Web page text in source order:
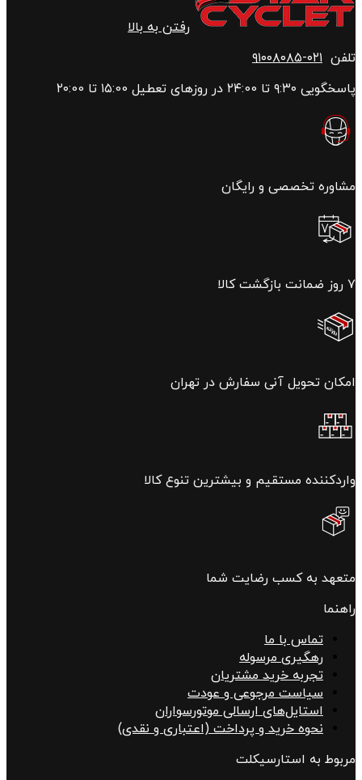
رفتن به بالا
تلفن ۰۲۱-۹۱۰۰۸۰۸۵
پاسخگویی ۹:۳۰ تا ۲۴:00 در روزهای تعطیل ۱۵:00 تا ۲۰:00
مشاوره تخصصی و رایگان
۷ روز ضمانت بازگشت کالا
امکان تحویل آنی سفارش در تهران
واردکننده مستقیم و بیشترین تنوع کالا
متعهد به کسب رضایت شما
راهنما
تماس با ما
رهگیری مرسوله
تجربه خرید مشتریان
سیاست مرجوعی و عودت
استایل‌های ارسالی موتورسواران
نحوه خرید و پرداخت (اعتباری و نقدی)
مربوط به استارسیکلت